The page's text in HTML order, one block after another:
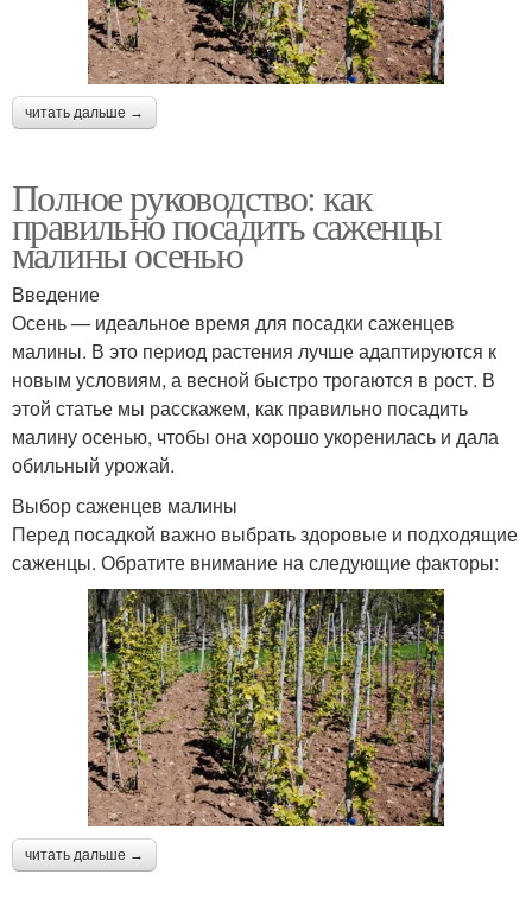
читать дальше →
Полное руководство: как
правильно посадить саженцы
малины осенью
Введение
Осень — идеальное время для посадки саженцев
малины. В это период растения лучше адаптируются к
новым условиям, а весной быстро трогаются в рост. В
этой статье мы расскажем, как правильно посадить
малину осенью, чтобы она хорошо укоренилась и дала
обильный урожай.
Выбор саженцев малины
Перед посадкой важно выбрать здоровые и подходящие
саженцы. Обратите внимание на следующие факторы:
читать дальше →